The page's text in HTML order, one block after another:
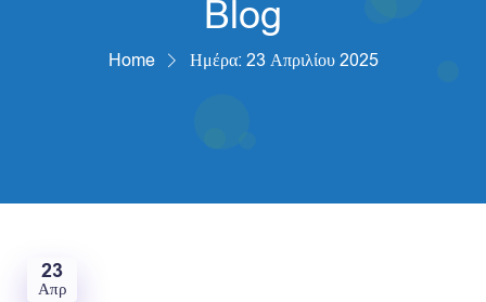
Blog
Home Ημέρα: 23 Απριλίου 2025
23
Απρ